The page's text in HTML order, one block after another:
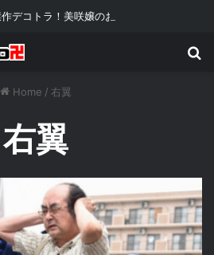
Home / 右翼
右翼